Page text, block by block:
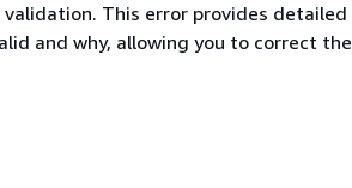
This error provides detailed
and why, allowing you to correct the